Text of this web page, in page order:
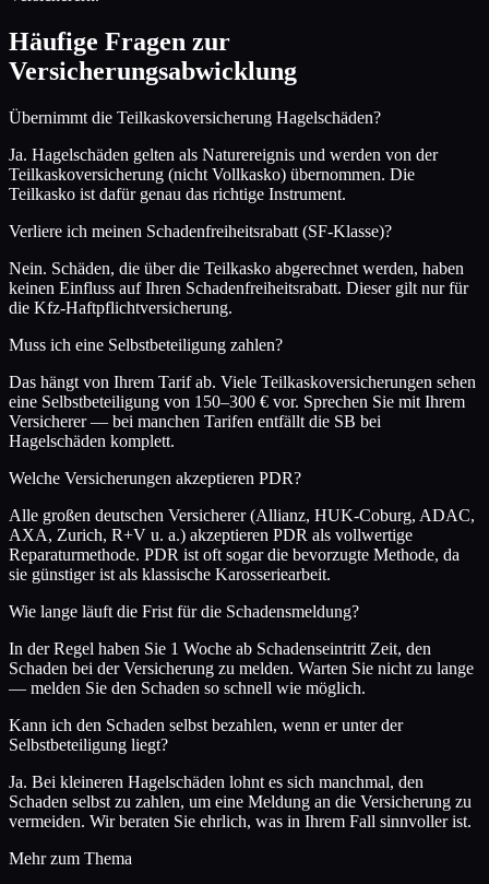
Häufige Fragen zur
Versicherungsabwicklung
Übernimmt die Teilkaskoversicherung Hagelschäden?
Ja. Hagelschäden gelten als Naturereignis und werden von der
Teilkaskoversicherung (nicht Vollkasko) übernommen. Die
Teilkasko ist dafür genau das richtige Instrument.
Verliere ich meinen Schadenfreiheitsrabatt (SF-Klasse)?
Nein. Schäden, die über die Teilkasko abgerechnet werden, haben
keinen Einfluss auf Ihren Schadenfreiheitsrabatt. Dieser gilt nur für
die Kfz-Haftpflichtversicherung.
Muss ich eine Selbstbeteiligung zahlen?
Das hängt von Ihrem Tarif ab. Viele Teilkaskoversicherungen sehen
eine Selbstbeteiligung von 150–300 € vor. Sprechen Sie mit Ihrem
Versicherer — bei manchen Tarifen entfällt die SB bei
Hagelschäden komplett.
Welche Versicherungen akzeptieren PDR?
Alle großen deutschen Versicherer (Allianz, HUK-Coburg, ADAC,
AXA, Zurich, R+V u. a.) akzeptieren PDR als vollwertige
Reparaturmethode. PDR ist oft sogar die bevorzugte Methode, da
sie günstiger ist als klassische Karosseriearbeit.
Wie lange läuft die Frist für die Schadensmeldung?
In der Regel haben Sie 1 Woche ab Schadenseintritt Zeit, den
Schaden bei der Versicherung zu melden. Warten Sie nicht zu lange
— melden Sie den Schaden so schnell wie möglich.
Kann ich den Schaden selbst bezahlen, wenn er unter der
Selbstbeteiligung liegt?
Ja. Bei kleineren Hagelschäden lohnt es sich manchmal, den
Schaden selbst zu zahlen, um eine Meldung an die Versicherung zu
vermeiden. Wir beraten Sie ehrlich, was in Ihrem Fall sinnvoller ist.
Mehr zum Thema